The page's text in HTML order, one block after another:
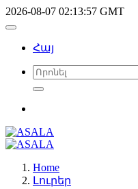
2026-08-07 02:13:57 GMT
Հայ
Home
Լուրեր